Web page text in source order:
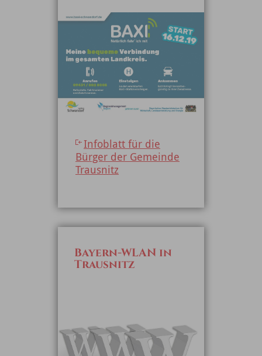
Infoblatt für die
Bürger der Gemeinde
Trausnitz
Bayern-WLAN in
Trausnitz